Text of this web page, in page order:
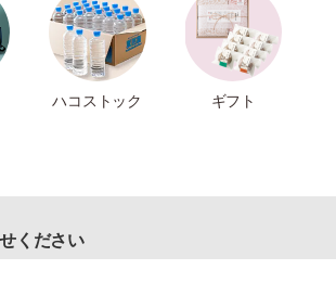
ハコストック ギフト
ください